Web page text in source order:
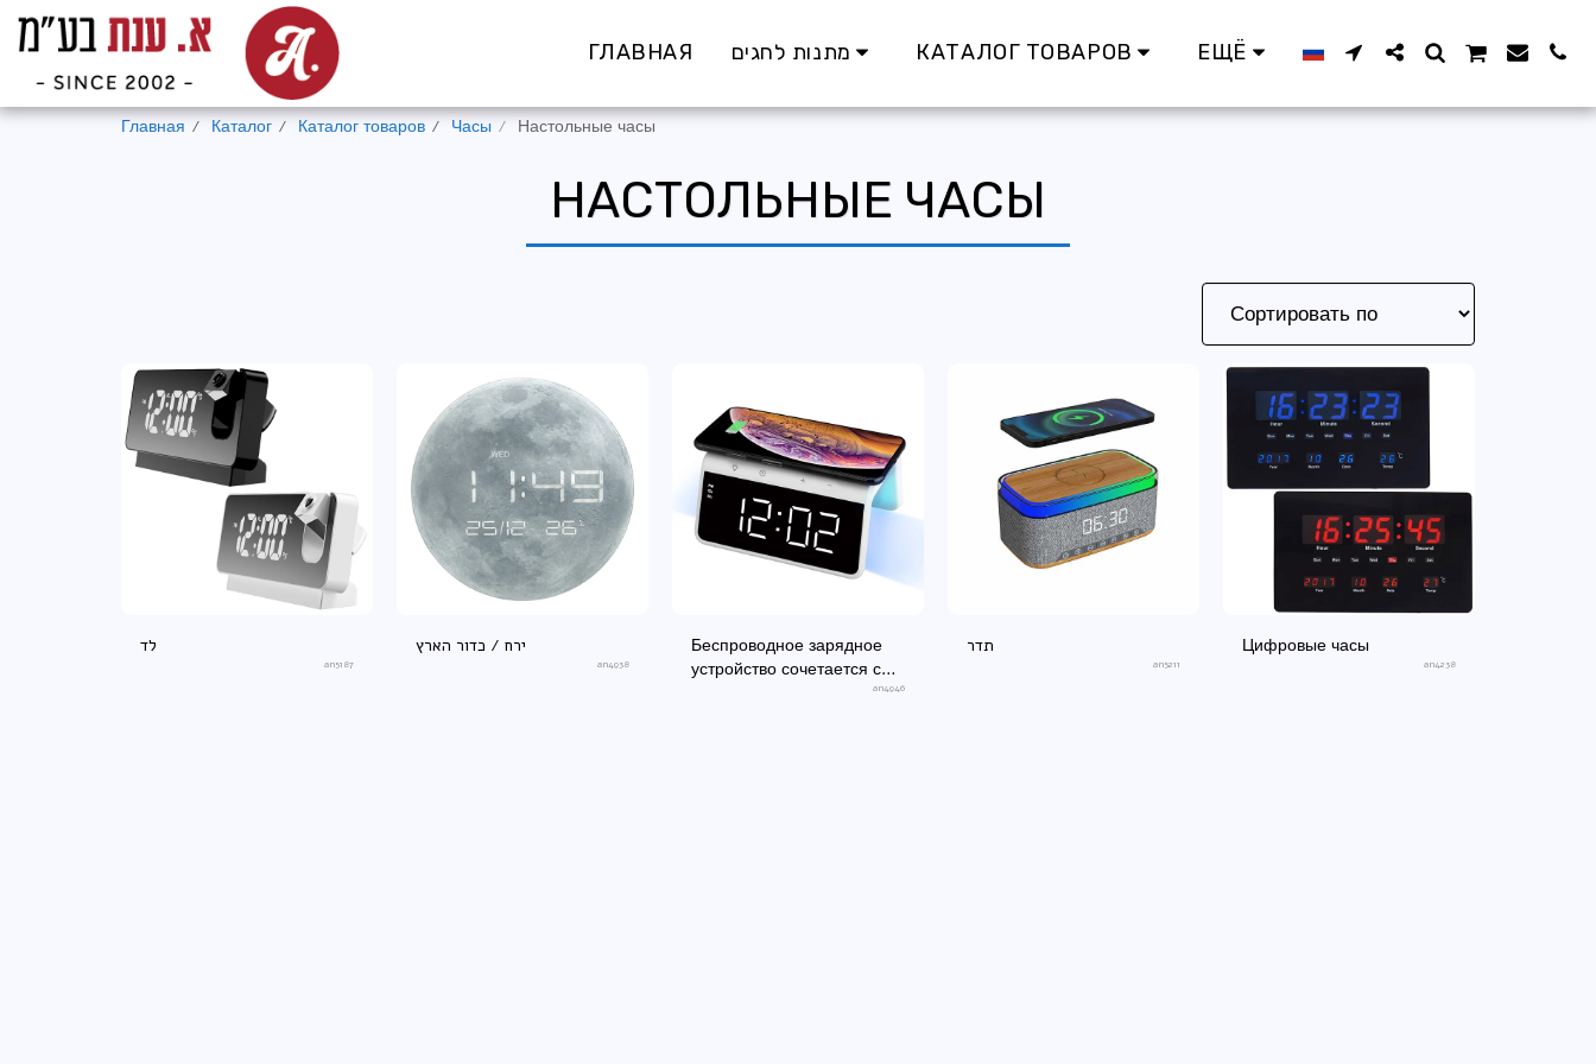
ГЛАВНАЯ מתנות לחגים КАТАЛОГ ТОВАРОВ ЕЩЁ
Главная Каталог Каталог товаров Часы Настольные часы
НАСТОЛЬНЫЕ ЧАСЫ
לד
an5187
ירח / כדור הארץ
an4938
Беспроводное зарядное
устройство сочетается с
an4946
תדר
an5211
Цифровые часы
an4238